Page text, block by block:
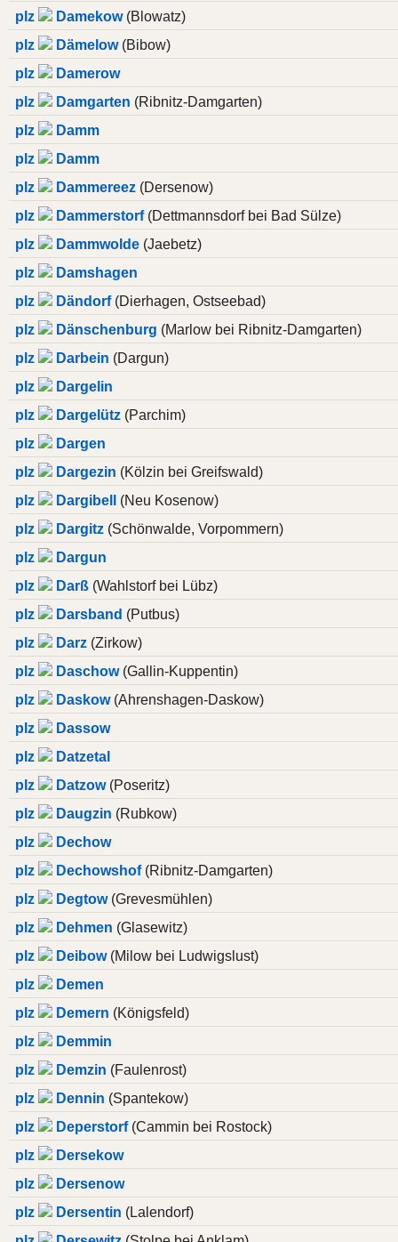
plz
Damekow(Blowatz)
plz
Dämelow(Bibow)
plz
Damerow
plz
Damgarten (Ribnitz-Damgarten)
plz
Damm
plz
Damm
plz
Dammereez (Dersenow)
plz
Dammerstorf(Dettmannsdorf bei Bad Sülze)
plz
Dammwolde (Jaebetz)
plz
Damshagen
plz
Dändorf(Dierhagen, Ostseebad)
plz
Dänschenburg (Marlow bei Ribnitz-Damgarten)
plz
Darbein (Dargun)
plz
Dargelin
plz
Dargelütz (Parchim)
plz
Dargen
plz
Dargezin (Kölzin bei Greifswald)
plz
Dargibell
(Neu Kosenow)
plz
Dargitz (Schönwalde, Vorpommern)
plz
Dargun
plz
Darß (Wahlstorf bei Lübz)
plz
Darsband (Putbus)
plz
Darz (Zirkow)
plz
Daschow(Gallin-Kuppentin)
plz
Daskow(Ahrenshagen-Daskow)
plz
Dassow
plz
Datzetal
plz
Datzow(Poseritz)
plz
Daugzin (Rubkow)
plz
Dechow
plz
Dechowshof(Ribnitz-Damgarten)
plz
Degtow(Grevesmühlen)
plz
Dehmen (Glasewitz)
plz
Deibow(Milow bei Ludwigslust)
plz
Demen
plz
Demern (Königsfeld)
plz
Demmin
plz
Demzin (Faulenrost)
plz
Dennin (Spantekow)
plz
Deperstorf(Cammin bei Rostock)
plz
Dersekow
plz
Dersenow
plz
Dersentin (Lalendorf)